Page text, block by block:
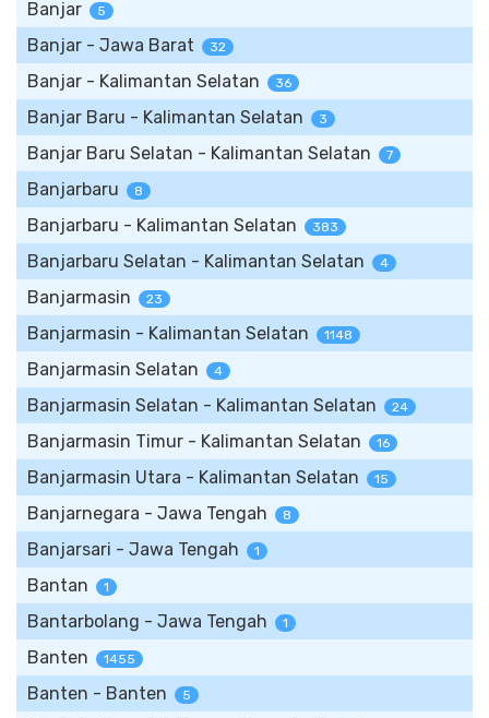
Banjar 5
Banjar - Jawa Barat 32
Banjar - Kalimantan Selatan 36
Banjar Baru - Kalimantan Selatan 3
Banjar Baru Selatan - Kalimantan Selatan 7
Banjarbaru 8
Banjarbaru - Kalimantan Selatan 383
Banjarbaru Selatan - Kalimantan Selatan 4
Banjarmasin 23
Banjarmasin - Kalimantan Selatan 1148
Banjarmasin Selatan 4
Banjarmasin Selatan - Kalimantan Selatan 24
Banjarmasin Timur - Kalimantan Selatan 16
Banjarmasin Utara - Kalimantan Selatan 15
Banjarnegara - Jawa Tengah 8
Banjarsari - Jawa Tengah 1
Bantan 1
Bantarbolang - Jawa Tengah 1
Banten 1455
Banten - Banten 5